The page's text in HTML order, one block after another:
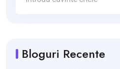
Bloguri Recente